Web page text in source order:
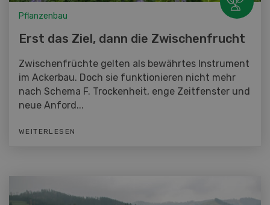
Pflanzenbau
Erst das Ziel, dann die Zwischenfrucht
Zwischenfrüchte gelten als bewährtes Instrument
im Ackerbau. Doch sie funktionieren nicht mehr
nach Schema F. Trockenheit, enge Zeitfenster und
neue Anford...
WEITERLESEN